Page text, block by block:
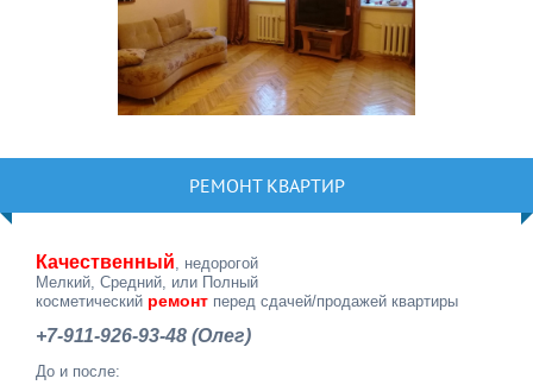
РЕМОНТ КВАРТИР
Качественный, недорогой
Мелкий, Средний, или Полный
косметический ремонт перед сдачей/продажей квартиры
+7-911-926-93-48 (Олег)
До и после: